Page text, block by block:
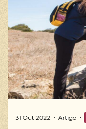
31 Out 2022 Artigo